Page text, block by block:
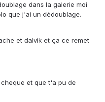
dans la galerie moi
que j'ai un dédoublage.
et dalvik et ça ce remet
et que t'a pu de